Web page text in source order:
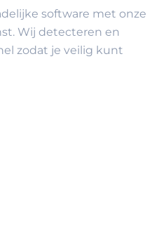
software met onze
Wij detecteren en
zodat je veilig kunt